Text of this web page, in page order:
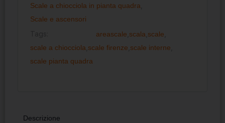
Scale a chiocciola in pianta quadra
Scale e ascensori
areascale scala scale
scale a chiocciola scale firenze scale interne
scale pianta quadra
Descrizione